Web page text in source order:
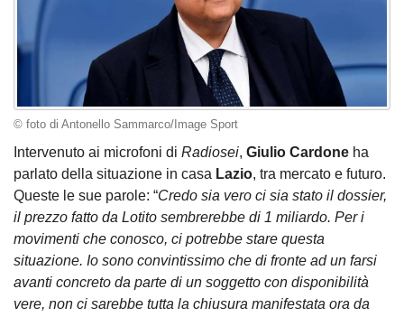
© foto di Antonello Sammarco/Image Sport
Intervenuto ai microfoni di Radiosei, Giulio Cardone ha
parlato della situazione in casa Lazio, tra mercato e futuro.
Queste le sue parole: “Credo sia vero ci sia stato il dossier,
il prezzo fatto da Lotito sembrerebbe di 1 miliardo. Per i
movimenti che conosco, ci potrebbe stare questa
situazione. Io sono convintissimo che di fronte ad un farsi
avanti concreto da parte di un soggetto con disponibilità
vere, non ci sarebbe tutta la chiusura manifestata ora da